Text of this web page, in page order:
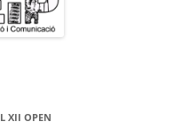
XII OPEN